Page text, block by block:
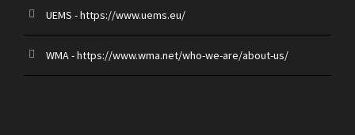
UEMS - https://www.uems.eu/
WMA - https://www.wma.net/who-we-are/about-us/